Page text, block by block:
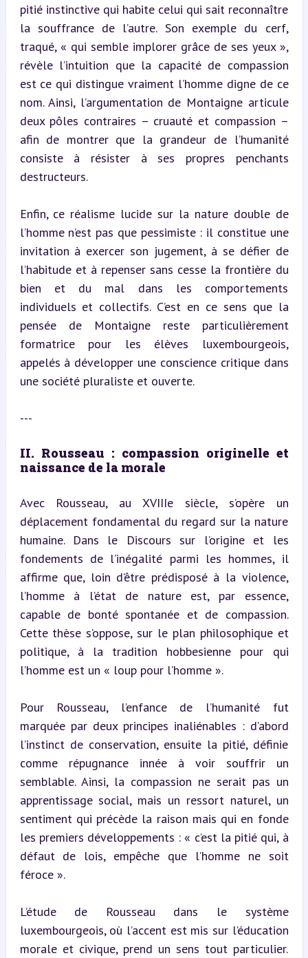
pitié instinctive qui habite celui qui sait reconnaître
la souffrance de l’autre. Son exemple du cerf,
traqué, « qui semble implorer grâce de ses yeux »,
révèle l’intuition que la capacité de compassion
est ce qui distingue vraiment l’homme digne de ce
nom. Ainsi, l’argumentation de Montaigne articule
deux pôles contraires – cruauté et compassion –
afin de montrer que la grandeur de l’humanité
consiste à résister à ses propres penchants
destructeurs.
Enfin, ce réalisme lucide sur la nature double de
l’homme n’est pas que pessimiste : il constitue une
invitation à exercer son jugement, à se défier de
l’habitude et à repenser sans cesse la frontière du
bien et du mal dans les comportements
individuels et collectifs. C’est en ce sens que la
pensée de Montaigne reste particulièrement
formatrice pour les élèves luxembourgeois,
appelés à développer une conscience critique dans
une société pluraliste et ouverte.
---
II. Rousseau : compassion originelle et
naissance de la morale
Avec Rousseau, au XVIIIe siècle, s’opère un
déplacement fondamental du regard sur la nature
humaine. Dans le Discours sur l’origine et les
fondements de l’inégalité parmi les hommes, il
affirme que, loin d’être prédisposé à la violence,
l’homme à l’état de nature est, par essence,
capable de bonté spontanée et de compassion.
Cette thèse s’oppose, sur le plan philosophique et
politique, à la tradition hobbesienne pour qui
l’homme est un « loup pour l’homme ».
Pour Rousseau, l’enfance de l’humanité fut
marquée par deux principes inaliénables : d’abord
l’instinct de conservation, ensuite la pitié, définie
comme répugnance innée à voir souffrir un
semblable. Ainsi, la compassion ne serait pas un
apprentissage social, mais un ressort naturel, un
sentiment qui précède la raison mais qui en fonde
les premiers développements : « c’est la pitié qui, à
défaut de lois, empêche que l’homme ne soit
féroce ».
L’étude de Rousseau dans le système
luxembourgeois, où l’accent est mis sur l’éducation
morale et civique, prend un sens tout particulier.